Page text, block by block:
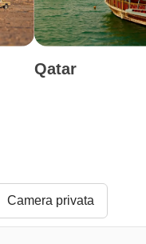
Qatar
Camera privata